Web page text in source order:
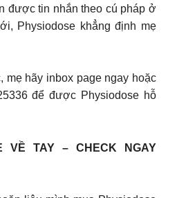
được tin nhắn theo cú pháp ở
Physiodose khẳng định mẹ
mẹ hãy inbox page ngay hoặc
để được Physiodose hỗ
VỀ TAY – CHECK NGAY